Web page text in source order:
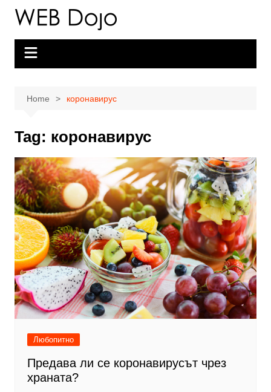
Skip
content
Home коронавирус
Tag: коронавирус
Любопитно
Предава ли се коронавирусът чрез
храната?